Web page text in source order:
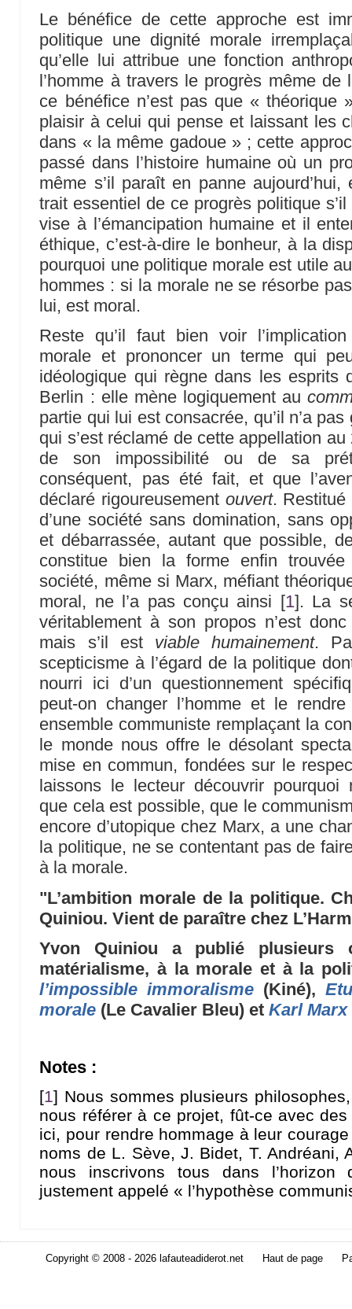
Le bénéfice de cette approche est
politique une dignité morale
qu’elle lui attribue une fonction
l’homme à travers le progrès même de
ce bénéfice n’est pas que « théorique
plaisir à celui qui pense et laissant les
dans « la même gadoue » ; cette
passé dans l’histoire humaine où un
même s’il paraît en panne
trait essentiel de ce progrès politique
vise à l’émancipation humaine et il
éthique, c’est-à-dire le bonheur, à la
pourquoi une politique morale est utile
hommes : si la morale ne se résorbe
lui, est moral.
Reste qu’il faut bien voir
morale et prononcer un terme qui
idéologique qui règne dans les esprits
Berlin : elle mène logiquement au
partie qui lui est consacrée, qu’il n’a
qui s’est réclamé de cette appellation
de son impossibilité ou de sa
conséquent, pas été fait, et que
déclaré rigoureusement ouvert. Restitué
d’une société sans domination, sans
et débarrassée, autant que possible,
constitue bien la forme enfin
société, même si Marx, méfiant
moral, ne l’a pas conçu ainsi [1] . La
véritablement à son propos n’est
mais s’il est viable humainement.
scepticisme à l’égard de la politique
nourri ici d’un questionnement
peut-on changer l’homme et le
ensemble communiste remplaçant la
le monde nous offre le désolant
mise en commun, fondées sur le
laissons le lecteur découvrir pourquoi
que cela est possible, que le
encore d’utopique chez Marx, a une
la politique, ne se contentant pas de
à la morale.
"L’ambition morale de la politique.
Quiniou. Vient de paraître chez
Yvon Quiniou a publié plusieurs
matérialisme, à la morale et à la
l’impossible immoralisme (Kiné),
morale (Le Cavalier Bleu) etKarl Marx
Notes :
[1] Nous sommes plusieurs
nous référer à ce projet, fût-ce avec
ici, pour rendre hommage à leur
noms de L. Sève, J. Bidet, T. Andréani,
nous inscrivons tous dans
justement appelé « l’hypothèse
Copyright © 2008 - 2026 lafauteadiderot.net Haut de page